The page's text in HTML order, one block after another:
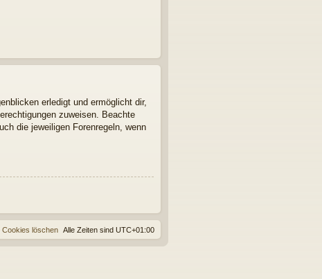
erledigt und ermöglicht dir,
zuweisen. Beachte
die jeweiligen Forenregeln, wenn
Alle Zeiten sind UTC+01:00
Cookies löschen